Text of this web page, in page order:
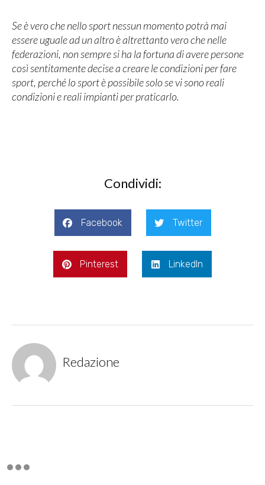
Se è vero che nello sport nessun momento potrà mai
essere uguale ad un altro è altrettanto vero che nelle
federazioni, non sempre si ha la fortuna di avere persone
così sentitamente decise a creare le condizioni per fare
sport, perché lo sport è possibile solo se vi sono reali
condizioni e reali impianti per praticarlo.
Condividi:
Facebook Twitter
Pinterest LinkedIn
Redazione